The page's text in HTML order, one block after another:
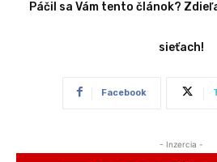
Páčil sa Vám tento článok?
sieťach!
Facebook
- Inzercia -